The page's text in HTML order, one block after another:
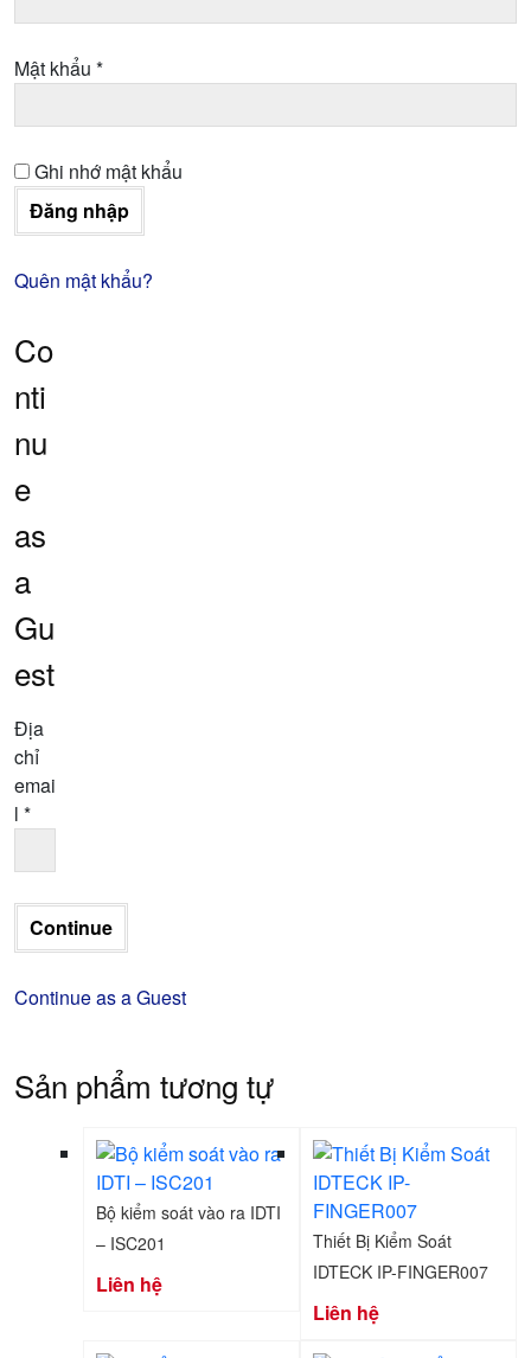
Mật khẩu *Bắt
Ghi nhớ mật khẩu
Đăng nhập
Quên mật khẩu?
Co
nti
nu
e
as
a
Gu
est
Địa
chỉ
emai
l *
Continue as a Guest
Sản phẩm tương tự
Bộ kiểm soát vào ra IDTI
– ISC201
Liên hệ
Thiết Bị Kiểm Soát
IDTECK IP-FINGER007
Liên hệ